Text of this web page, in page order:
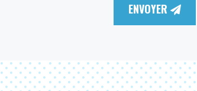
ENVOYER